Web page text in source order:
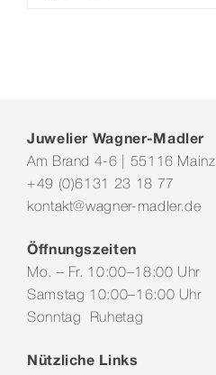
Juwelier Wagner-Madler
Am Brand 4-6 | 55116 Mainz
+49 (0)6131 23 18 77
kontakt@wagner-madler.de
Öffnungszeiten
Mo. – Fr. 10:00–18:00 Uhr
Samstag 10:00–16:00 Uhr
Sonntag Ruhetag
Nützliche Links